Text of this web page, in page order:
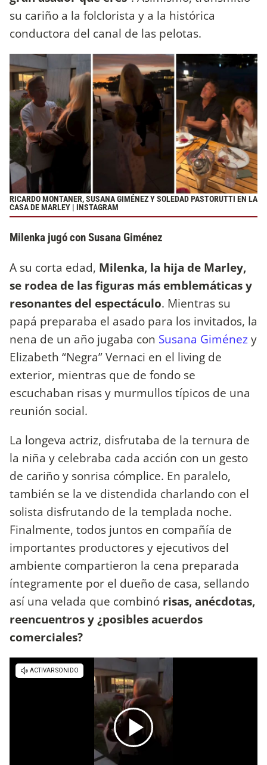
su cariño a la folclorista y a la histórica
conductora del canal de las pelotas.
RICARDO MONTANER, SUSANA GIMÉNEZ Y SOLEDAD PASTORUTTI EN LA
CASA DE MARLEY | INSTAGRAM
Milenka jugó con Susana Giménez
A su corta edad, Milenka, la hija de Marley,
se rodea de las figuras más emblemáticas y
resonantes del espectáculo. Mientras su
papá preparaba el asado para los invitados, la
nena de un año jugaba con Susana Giménezy
Elizabeth “Negra” Vernaci en el living de
exterior, mientras que de fondo se
escuchaban risas y murmullos típicos de una
reunión social.
La longeva actriz, disfrutaba de la ternura de
la niña y celebraba cada acción con un gesto
de cariño y sonrisa cómplice. En paralelo,
también se la ve distendida charlando con el
solista disfrutando de la templada noche.
Finalmente, todos juntos en compañía de
importantes productores y ejecutivos del
ambiente compartieron la cena preparada
íntegramente por el dueño de casa, sellando
así una velada que combinó risas, anécdotas,
reencuentros y ¿posibles acuerdos
comerciales?